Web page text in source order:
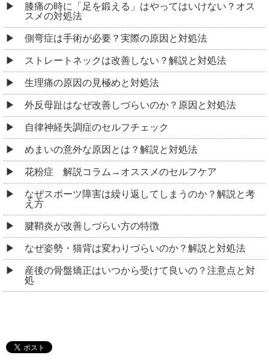
膝痛の時に「足を鍛える」はやってはいけない？オス
スメの対処法
側弯症は手術が必要？実際の原因と対処法
ストレートネックは改善しない？解説と対処法
生理痛の原因の見極めと対処法
外反母趾はなぜ改善しづらいのか？原因と対処法
自律神経失調症のセルフチェック
めまいの意外な原因とは？解説と対処法
花粉症 解説コラム→オススメのセルフケア
なぜスポーツ障害は繰り返してしまうのか？解説と考
え方
腱鞘炎が改善しづらい方の特徴
なぜ姿勢・猫背は変わりづらいのか？解説と対処法
産後の骨盤矯正はいつから受けて良いの？注意点と対
処